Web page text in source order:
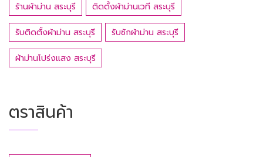
ร้านผ้าม่าน สระบุรี ติดตั้งผ้าม่านเวที สระบุรี
รับติดตั้งผ้าม่าน สระบุรี รับซักผ้าม่าน สระบุรี
ผ้าม่านโปร่งแสง สระบุรี
ตราสินค้า